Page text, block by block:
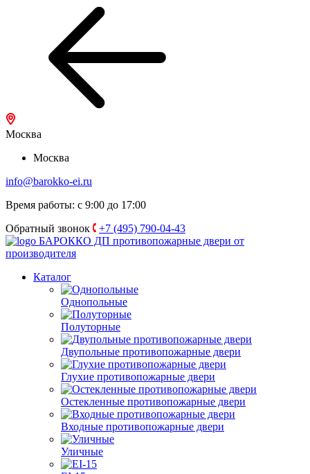
Москва
Москва
info@barokko-ei.ru
Время работы: с 9:00 до 17:00
Обратный звонок
+7 (495) 790-04-43
БАРОККО ДП противопожарные двери от
производителя
Каталог
Однопольные
Полуторные
Двупольные противопожарные двери
Глухие противопожарные двери
Остекленные противопожарные двери
Входные противопожарные двери
Уличные